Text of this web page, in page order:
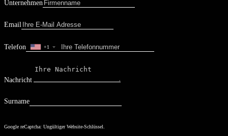
Unternehmen
Email
Telefon +1
Nachricht
Surname
Google reCaptcha: Ungültiger Website-Schlüssel.